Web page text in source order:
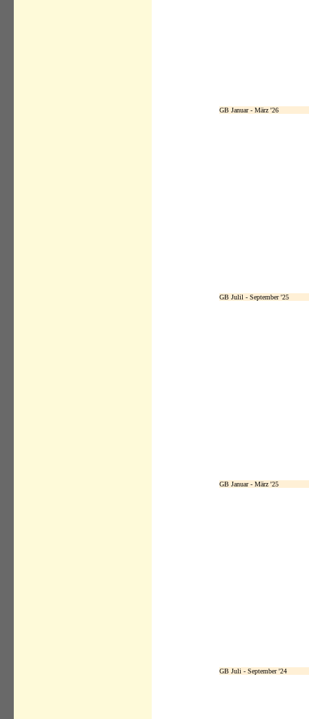
GB Januar - März '26
GB Julil - September '25
GB Januar - März '25
GB Juli - September '24